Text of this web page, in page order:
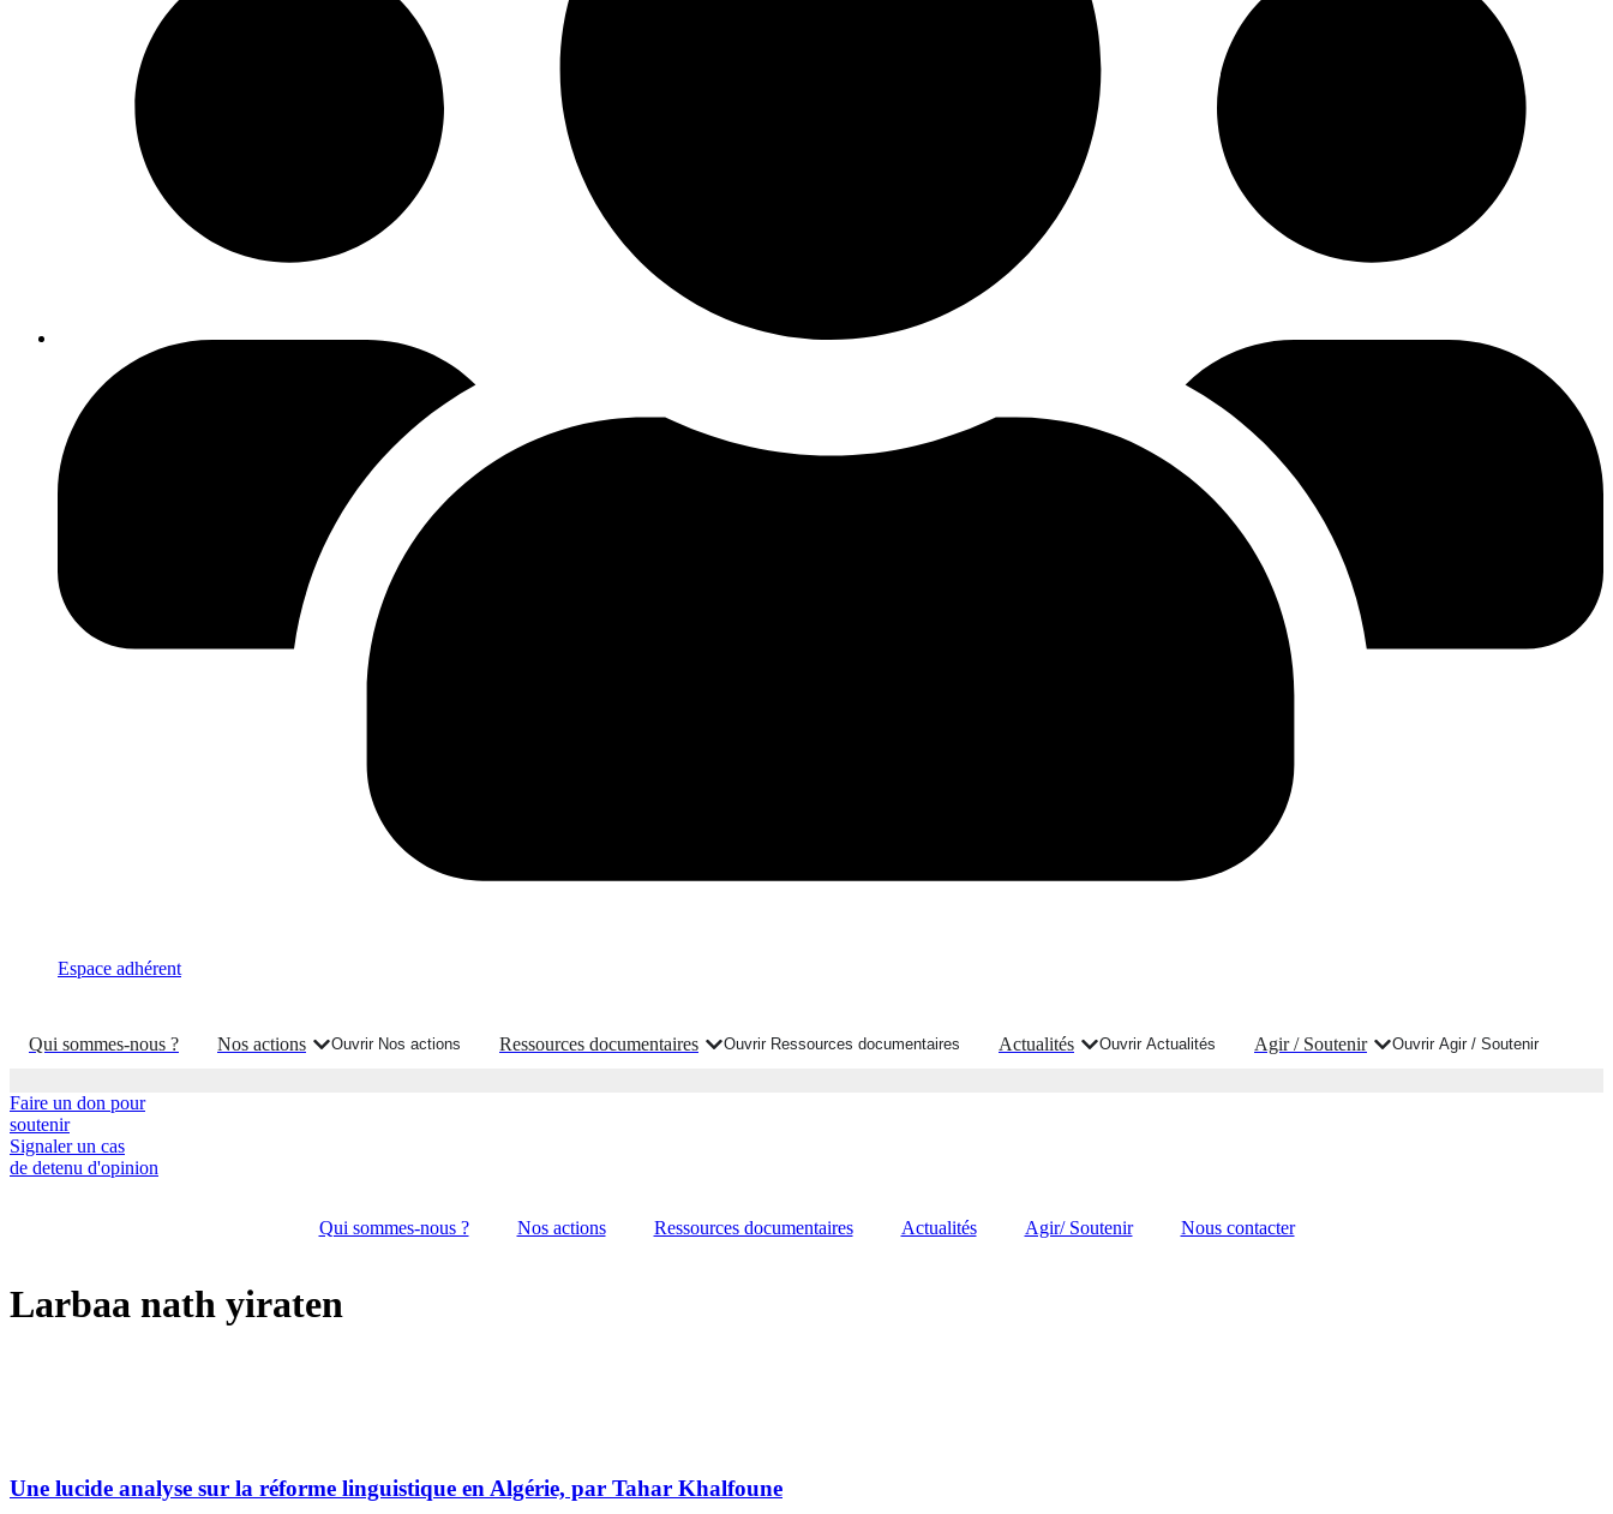
Espace adhérent
Qui sommes-nous ? Nos actions Ouvrir Nos actions Ressources documentaires Ouvrir Ressources documentaires Actualités Ouvrir Actualités Agir / Soutenir Ouvrir Agir / Soutenir
Faire un don pour
soutenir
Signaler un cas
de detenu d'opinion
Qui sommes-nous ? Nos actions Ressources documentaires Actualités Agir/ Soutenir Nous contacter
Larbaa nath yiraten
Une lucide analyse sur la réforme linguistique en Algérie, par Tahar Khalfoune